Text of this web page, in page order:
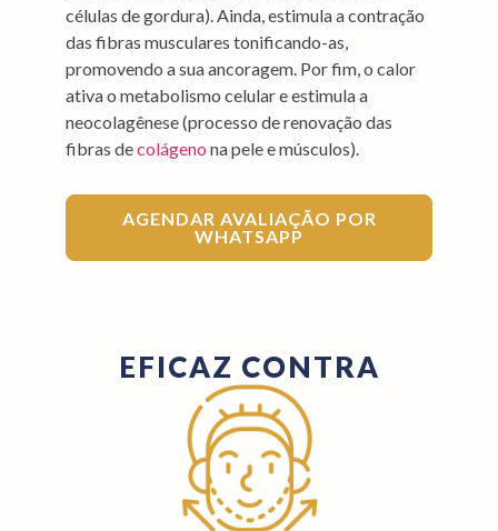
células de gordura). Ainda, estimula a contração
das fibras musculares tonificando-as,
promovendo a sua ancoragem. Por fim, o calor
ativa o metabolismo celular e estimula a
neocolagênese (processo de renovação das
fibras decolágeno na pele e músculos).
AGENDAR AVALIAÇÃO POR
WHATSAPP
EFICAZ CONTRA